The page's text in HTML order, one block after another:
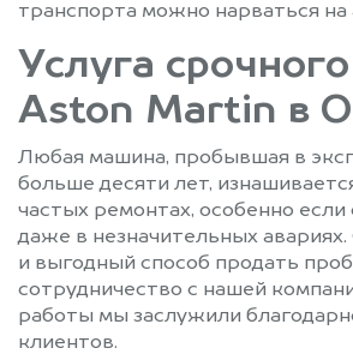
транспорта можно нарваться на
Услуга
Aston Martin в
Любая машина, пробывшая в
больше десяти лет,
частых ремонтах, особенно если
даже в незначительных
и выгодный способ продать
сотрудничество с нашей
работы мы заслужили
клиентов.